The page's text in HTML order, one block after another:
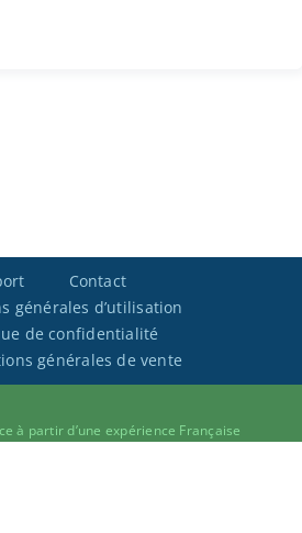
Contact
générales d’utilisation
de confidentialité
générales de vente
à partir d’une expérience Française